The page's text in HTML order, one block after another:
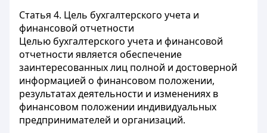
Статья 4. Цель бухгалтерского учета и
финансовой отчетности
Целью бухгалтерского учета и финансовой
отчетности является обеспечение
заинтересованных лиц полной и достоверной
информацией о финансовом положении,
результатах деятельности и изменениях в
финансовом положении индивидуальных
предпринимателей и организаций.